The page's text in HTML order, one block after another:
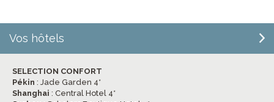
Vos hôtels
SELECTION CONFORT
Pékin : Jade Garden 4*
Shanghai : Central Hotel 4*